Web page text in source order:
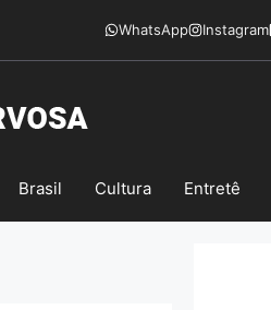
WhatsApp Instagram
Brasil Cultura Entretê